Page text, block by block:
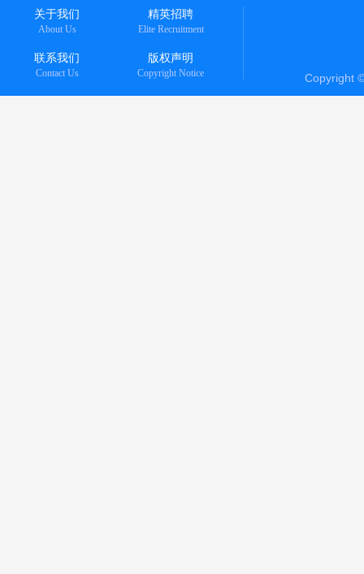
关于我们
About Us
精英招聘
Elite Recruitment
联系我们
Contact Us
版权声明
Copyright Notice Copyright